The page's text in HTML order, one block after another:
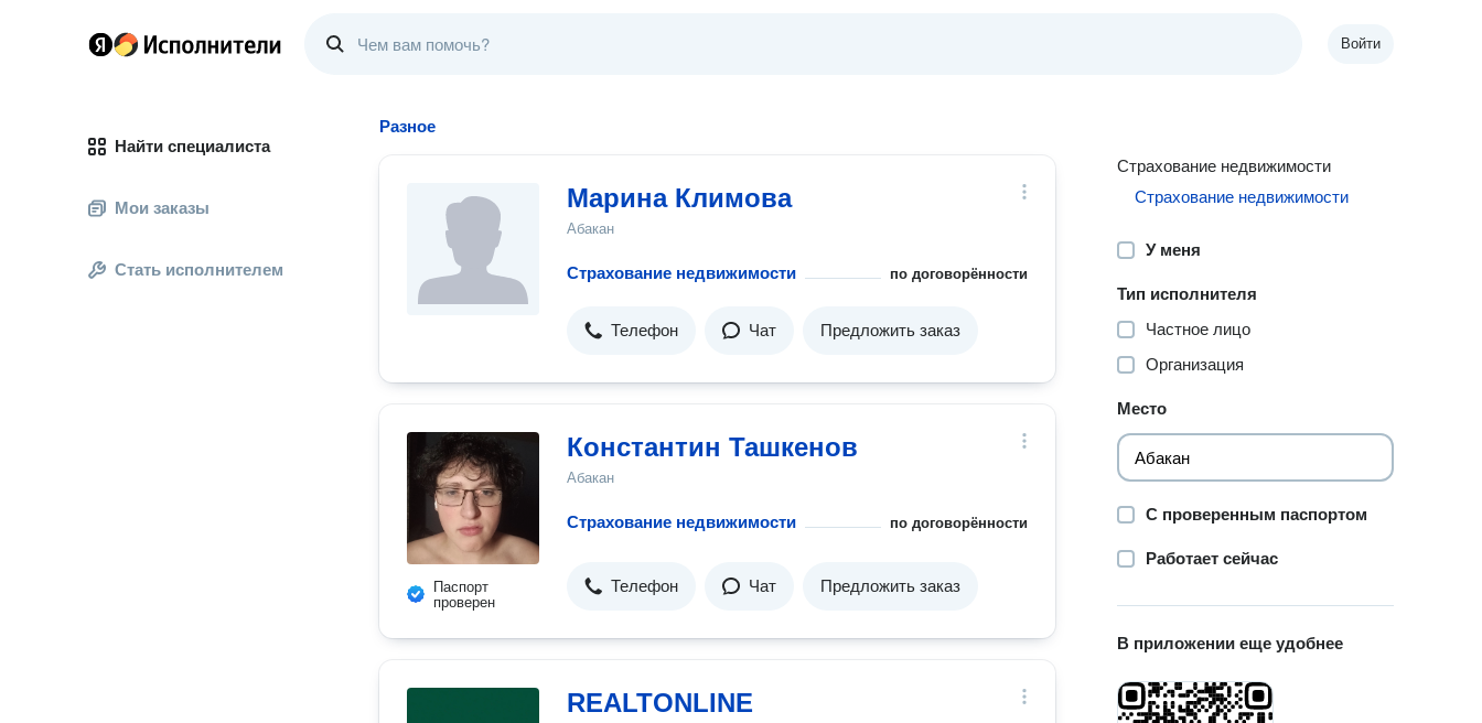
Войти
Найти специалиста
Мои заказы
Стать исполнителем
Разное
Марина Климова
Абакан
Страхование недвижимости по договорённости
Телефон Чат Предложить заказ
Паспорт
проверен
Константин Ташкенов
Абакан
Страхование недвижимости по договорённости
Телефон Чат Предложить заказ
REALTONLINE
Страхование недвижимости
Страхование недвижимости
У меня
Тип исполнителя
Частное лицо
Организация
Место
С проверенным паспортом
Работает сейчас
В приложении еще удобнее